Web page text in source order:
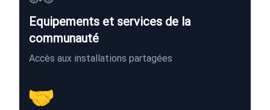
Equipements et services de la
communauté
Accès aux installations partagées
🤝